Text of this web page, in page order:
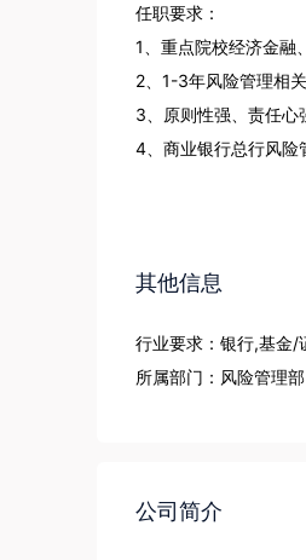
任职要求：
1、重点院校经济金融
2、1-3年风险管理相
3、原则性强、责任心
4、商业银行总行风险
其他信息
行业要求：银行,基金/
所属部门：风险管理部
公司简介